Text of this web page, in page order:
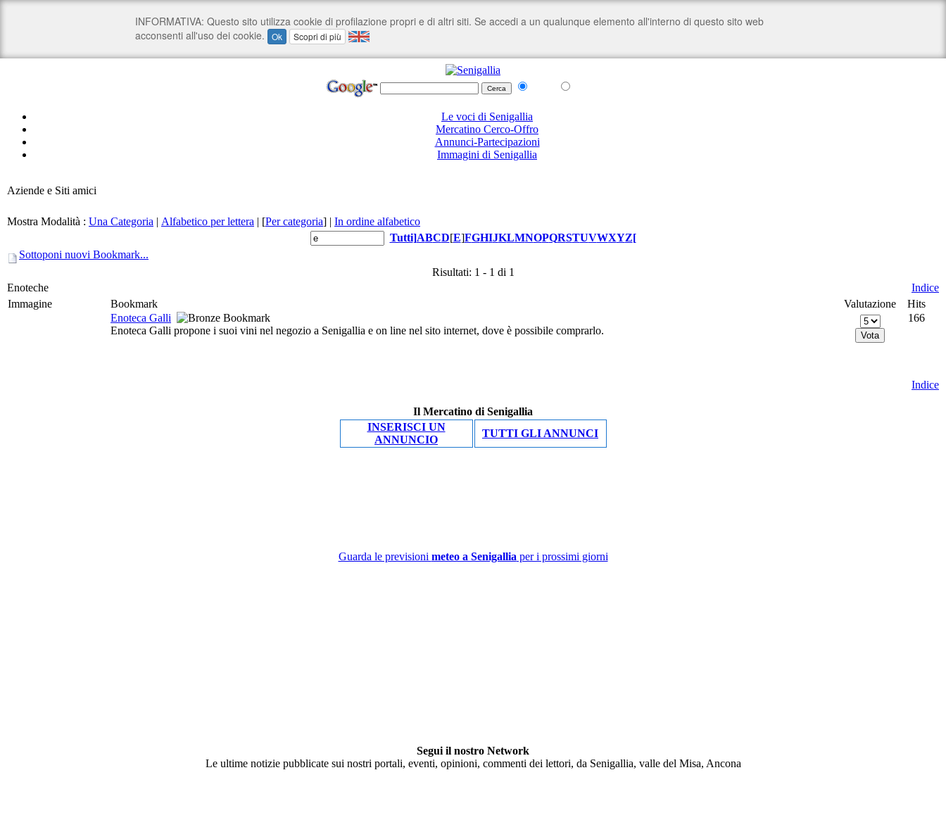
Le voci di Senigallia
Mercatino Cerco-Offro
Annunci-Partecipazioni
Immagini di Senigallia
Aziende e Siti amici
Mostra Modalità : Una Categoria | Alfabetico per lettera | [Per categoria] | In ordine alfabetico
Tutti]ABCD[E]FGHIJKLMNOPQRSTUVWXYZ[
Sottoponi nuovi Bookmark...
Risultati: 1 - 1 di 1
Enoteche
Indice
Immagine
Bookmark Valutazione
Hits
Enoteca Galli
Enoteca Galli propone i suoi vini nel negozio a Senigallia e on line nel sito internet, dove è possibile comprarlo.
166
Indice
Il Mercatino di Senigallia
INSERISCI UN
ANNUNCIO
TUTTI GLI ANNUNCI
Guarda le previsioni meteo a Senigallia per i prossimi giorni
Segui il nostro Network
Le ultime notizie pubblicate sui nostri portali, eventi, opinioni, commenti dei lettori, da Senigallia, valle del Misa, Ancona